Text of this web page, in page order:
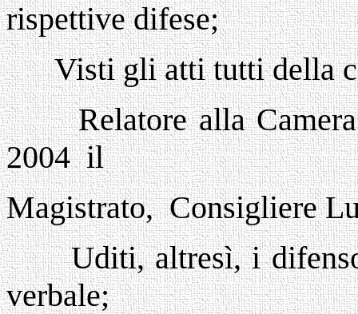
rispettive difese;
Visti gli atti tutti della
Relatore alla
2004 il
Magistrato, Consigliere
Uditi, altresì, i
verbale;